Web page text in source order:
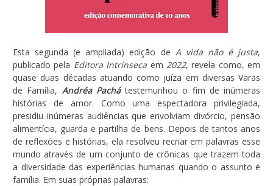
Esta segunda (e ampliada) edição de A vida não é justa,
publicado pela Editora Intrínseca em 2022, revela como, em
quase duas décadas atuando como juíza em diversas Varas
de Família, Andréa Pachátestemunhou o fim de inúmeras
histórias de amor. Como uma espectadora privilegiada,
presidiu inúmeras audiências que envolviam divórcio, pensão
alimentícia, guarda e partilha de bens. Depois de tantos anos
de reflexões e histórias, ela resolveu recriar em palavras esse
mundo através de um conjunto de crônicas que trazem toda
a diversidade das experiências humanas quando o assunto é
família. Em suas próprias palavras: